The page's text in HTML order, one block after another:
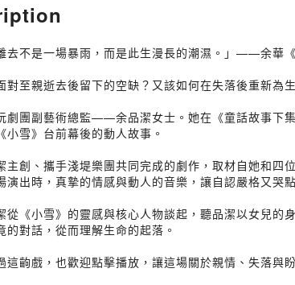
去不是一場暴雨，而是此生漫長的潮濕。」——余華《
對至親逝去後留下的空缺？又該如何在失落後重新為
劇團副藝術總監——余品潔女士。她在《童話故事下
小雪》台前幕後的動人故事。
主創、攜手淺堤樂團共同完成的劇作，取材自她和四
演出時，真摯的情感與動人的音樂，讓自認嚴格又哭
從《小雪》的靈感與核心人物談起，聽品潔以女兒的
的對話，從而理解生命的起落。
這齣戲，也歡迎點擊播放，讓這場關於親情、失落與